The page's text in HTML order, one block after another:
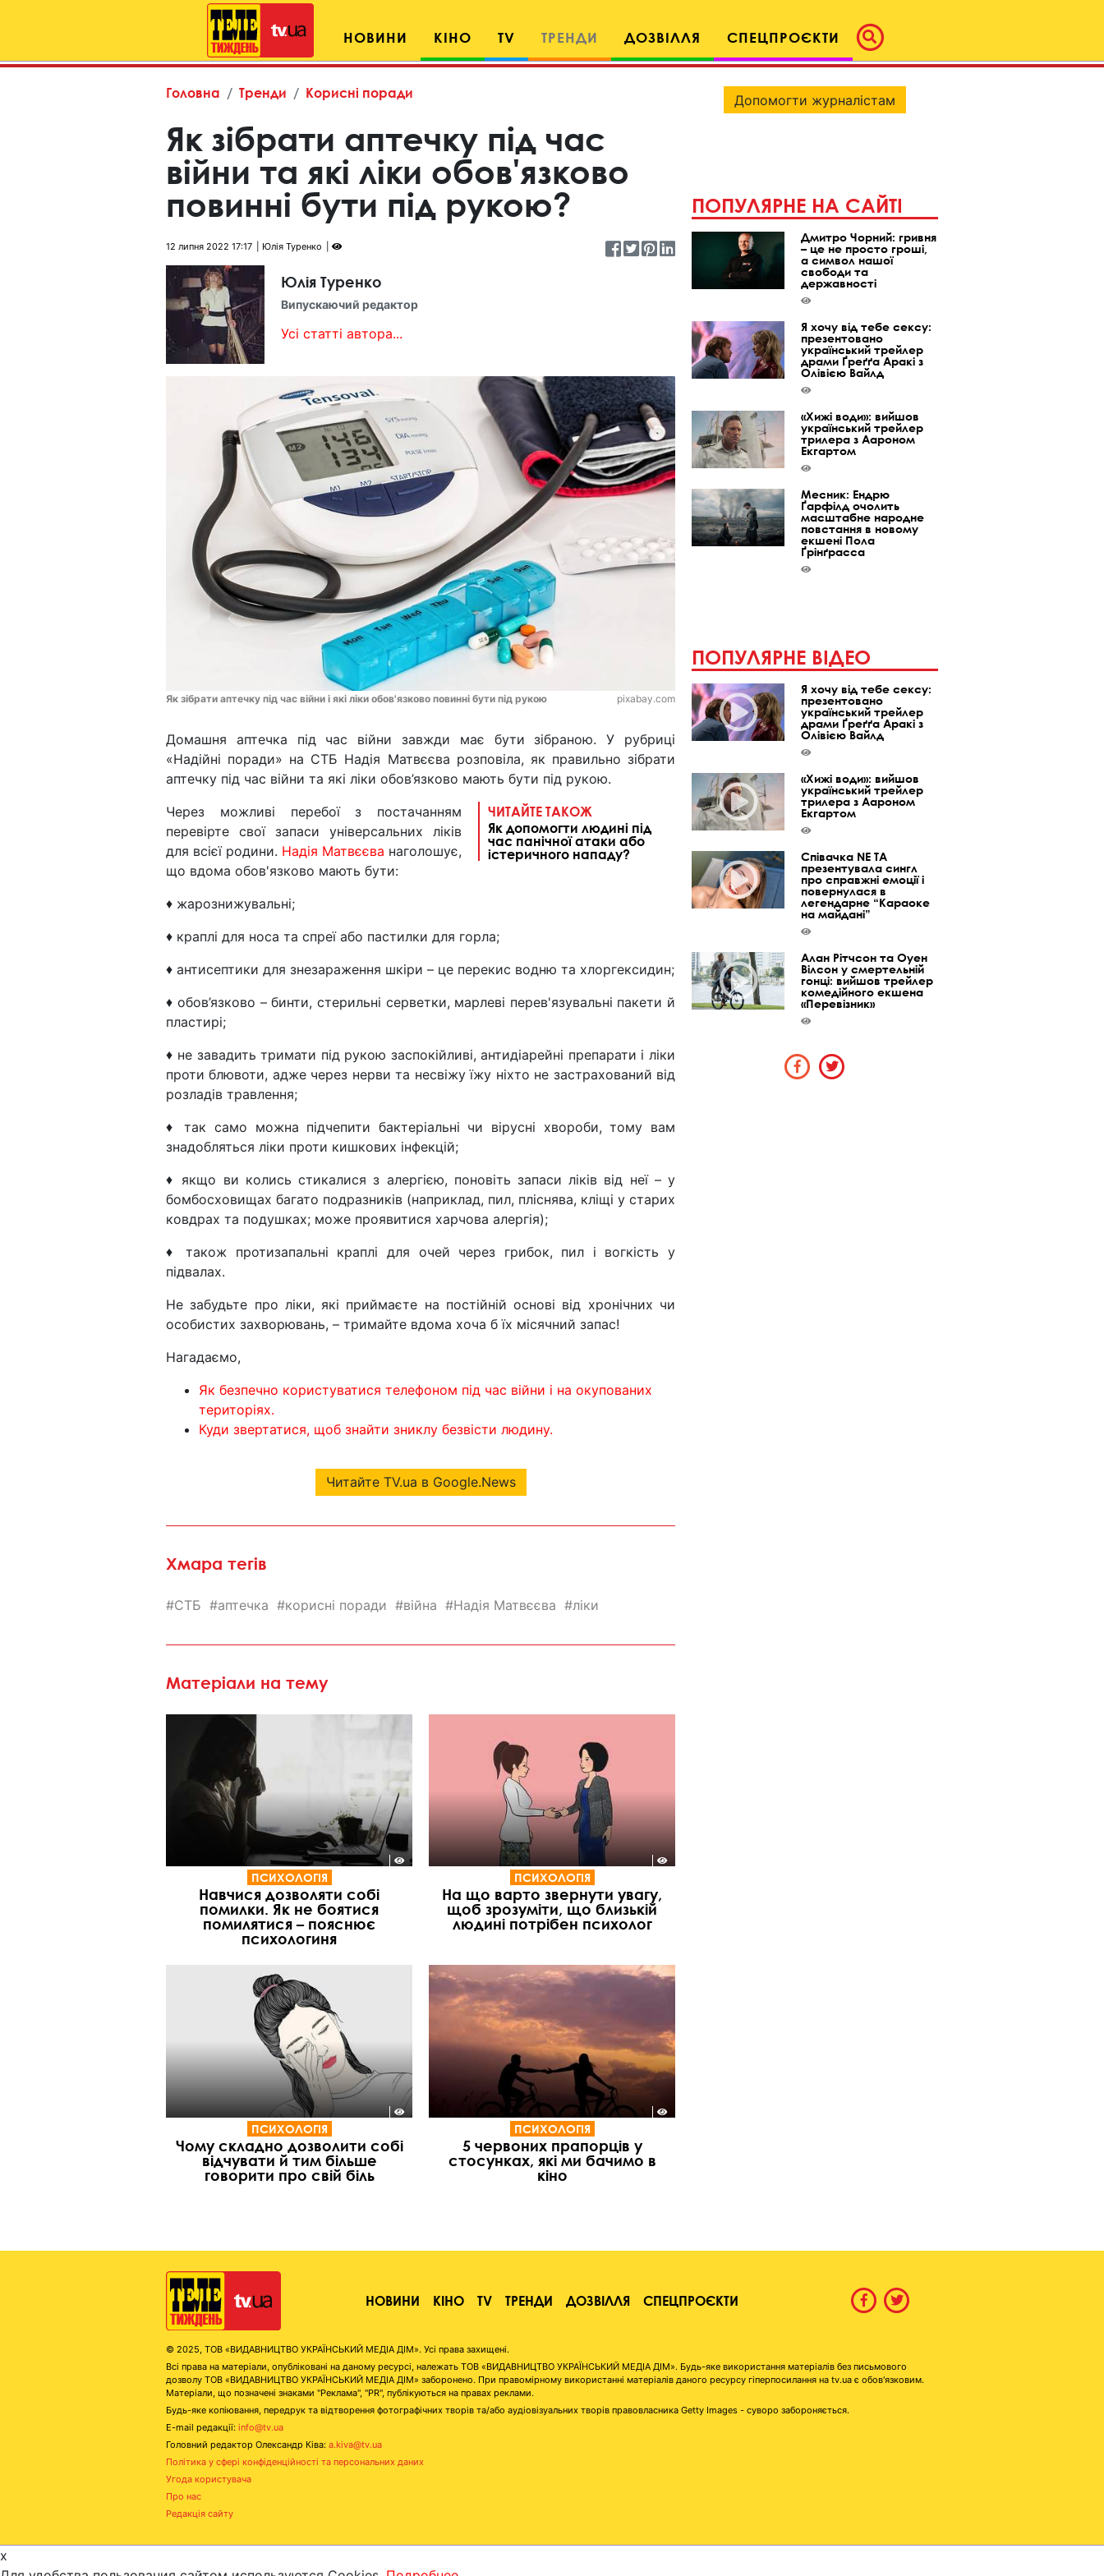
НОВИНИ КІНО TV ТРЕНДИ ДОЗВІЛЛЯ СПЕЦПРОЄКТИ
Головна Тренди Корисні поради
Як зібрати аптечку під час
війни та які ліки обов'язково
повинні бути під рукою?
12 липня 2022 17:17 Юлія Туренко
Юлія Туренко
Випускаючий редактор
Усі статті автора...
Як зібрати аптечку під час війни і які ліки обов'язково повинні бути під рукою pixabay.com
Домашня аптечка під час війни завжди має бути зібраною. У рубриці
«Надійні поради» на СТБ Надія Матвєєва розповіла, як правильно зібрати
аптечку під час війни та які ліки обов’язково мають бути під рукою.
ЧИТАЙТЕ ТАКОЖ
Як допомогти людині під
час панічної атаки або
істеричного нападу?
Через можливі перебої з постачанням
перевірте свої запаси універсальних ліків
для всієї родини. Надія Матвєєва наголошує,
що вдома обов'язково мають бути:
♦ жарознижувальні;
♦ краплі для носа та спреї або пастилки для горла;
♦ антисептики для знезараження шкіри – це перекис водню та хлоргексидин;
♦ обов’язково – бинти, стерильні серветки, марлеві перев'язувальні пакети й
пластирі;
♦ не завадить тримати під рукою заспокійливі, антидіарейні препарати і ліки
проти блювоти, адже через нерви та несвіжу їжу ніхто не застрахований від
розладів травлення;
♦ так само можна підчепити бактеріальні чи вірусні хвороби, тому вам
знадобляться ліки проти кишкових інфекцій;
♦ якщо ви колись стикалися з алергією, поновіть запаси ліків від неї – у
бомбосховищах багато подразників (наприклад, пил, пліснява, кліщі у старих
ковдрах та подушках; може проявитися харчова алергія);
♦ також протизапальні краплі для очей через грибок, пил і вогкість у
підвалах.
Не забудьте про ліки, які приймаєте на постійній основі від хронічних чи
особистих захворювань, – тримайте вдома хоча б їх місячний запас!
Нагадаємо,
Як безпечно користуватися телефоном під час війни і на окупованих
територіях.
Куди звертатися, щоб знайти зниклу безвісти людину.
Читайте TV.ua в Google.News
Хмара тегів
СТБ аптечка корисні поради війна Надія Матвєєва ліки
Матеріали на тему
ПСИХОЛОГІЯ
Навчися дозволяти собі
помилки. Як не боятися
помилятися – пояснює
психологиня
ПСИХОЛОГІЯ
На що варто звернути увагу,
щоб зрозуміти, що близькій
людині потрібен психолог
ПСИХОЛОГІЯ
Чому складно дозволити собі
відчувати й тим більше
говорити про свій біль
ПСИХОЛОГІЯ
5 червоних прапорців у
стосунках, які ми бачимо в
кіно
Допомогти журналістам
ПОПУЛЯРНЕ НА САЙТІ
Дмитро Чорний: гривня
– це не просто гроші,
а символ нашої
свободи та
державності
Я хочу від тебе сексу:
презентовано
український трейлер
драми Ґреґґа Аракі з
Олівією Вайлд
«Хижі води»: вийшов
український трейлер
трилера з Аароном
Екгартом
Месник: Ендрю
Ґарфілд очолить
масштабне народне
повстання в новому
екшені Пола
Ґрінґрасса
ПОПУЛЯРНЕ ВІДЕО
Я хочу від тебе сексу:
презентовано
український трейлер
драми Ґреґґа Аракі з
Олівією Вайлд
«Хижі води»: вийшов
український трейлер
трилера з Аароном
Екгартом
Співачка NE TA
презентувала сингл
про справжні емоції і
повернулася в
легендарне “Караоке
на майдані”
Алан Рітчсон та Оуен
Вілсон у смертельній
гонці: вийшов трейлер
комедійного екшена
«Перевізник»
НОВИНИ КІНО TV ТРЕНДИ ДОЗВІЛЛЯ СПЕЦПРОЄКТИ
© 2025, ТОВ «ВИДАВНИЦТВО УКРАЇНСЬКИЙ МЕДІА ДІМ». Усі права захищені.
Всі права на матеріали, опубліковані на даному ресурсі, належать ТОВ «ВИДАВНИЦТВО УКРАЇНСЬКИЙ МЕДІА ДІМ». Будь-яке використання матеріалів без письмового
дозволу ТОВ «ВИДАВНИЦТВО УКРАЇНСЬКИЙ МЕДІА ДІМ» заборонено. При правомірному використанні матеріалів даного ресурсу гіперпосилання на tv.ua є обов'язковим.
Матеріали, що позначені знаками "Реклама", "PR", публікуються на правах реклами.
Будь-яке копіювання, передрук та відтворення фотографічних творів та/або аудіовізуальних творів правовласника Getty Images - суворо забороняється.
E-mail редакції: info@tv.ua
Головний редактор Олександр Ківа: a.kiva@tv.ua
Політика у сфері конфіденційності та персональних даних
Угода користувача
Про нас
Редакція сайту
x